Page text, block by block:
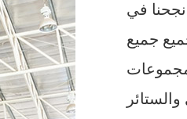
في
جميع
مجموعات